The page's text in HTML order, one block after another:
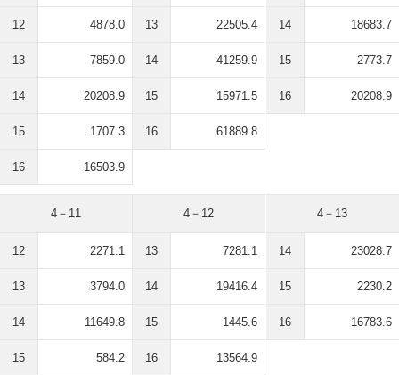
12 4878.0
13 7859.0
14 20208.9
15 1707.3
16 16503.9
13 22505.4
14 41259.9
15 15971.5
16 61889.8
14 18683.7
15 2773.7
16 20208.9
4－11
12 2271.1
13 3794.0
14 11649.8
15 584.2
4－12
13 7281.1
14 19416.4
15 1445.6
16 13564.9
4－13
14 23028.7
15 2230.2
16 16783.6